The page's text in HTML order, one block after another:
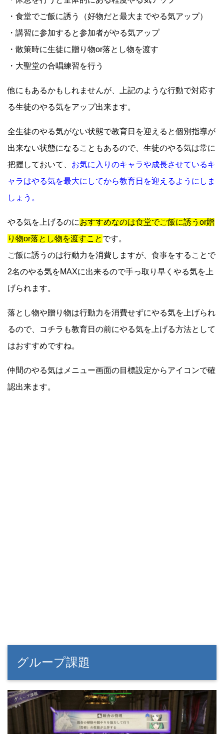
・食堂でご飯に誘う（好物だと最大までやる気アップ）
・講習に参加すると参加者がやる気アップ
・散策時に生徒に贈り物or落とし物を渡す
・大聖堂の合唱練習を行う
他にもあるかもしれませんが、上記のような行動で対応す
る生徒のやる気をアップ出来ます。
全生徒のやる気がない状態で教育日を迎えると個別指導が
出来ない状態になることもあるので、生徒のやる気は常に
把握しておいて、 お気に入りのキャラや成長させているキ
ャラはやる気を最大にしてから教育日を迎えるようにしま
しょう。
やる気を上げるのにおすすめなのは食堂でご飯に誘うor贈
り物or落とし物を渡すこと です。
ご飯に誘うのは行動力を消費しますが、食事をすることで
2名のやる気をMAXに出来るので手っ取り早くやる気を上
げられます。
落とし物や贈り物は行動力を消費せずにやる気を上げられ
るので、コチラも教育日の前にやる気を上げる方法として
はおすすめですね。
仲間のやる気はメニュー画面の目標設定からアイコンで確
認出来ます。
グループ課題